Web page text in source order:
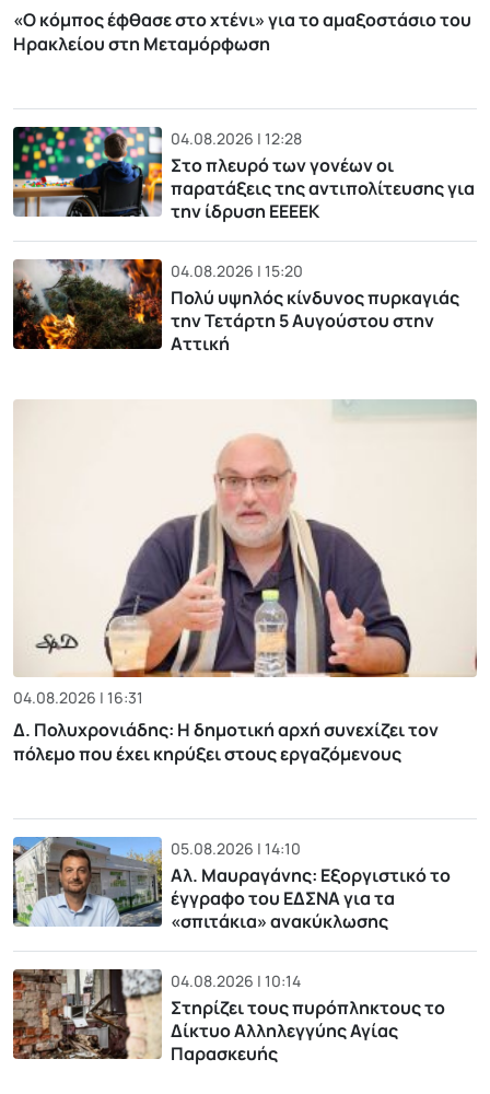
«Ο κόμπος έφθασε στο χτένι» για το αμαξοστάσιο του
Ηρακλείου στη Μεταμόρφωση
04.08.2026 | 12:28
Στο πλευρό των γονέων οι
παρατάξεις της αντιπολίτευσης για
την ίδρυση ΕΕΕΕΚ
04.08.2026 | 15:20
Πολύ υψηλός κίνδυνος πυρκαγιάς
την Τετάρτη 5 Αυγούστου στην
Αττική
04.08.2026 | 16:31
Δ. Πολυχρονιάδης: Η δημοτική αρχή συνεχίζει τον
πόλεμο που έχει κηρύξει στους εργαζόμενους
05.08.2026 | 14:10
Αλ. Μαυραγάνης: Εξοργιστικό το
έγγραφο του ΕΔΣΝΑ για τα
«σπιτάκια» ανακύκλωσης
04.08.2026 | 10:14
Στηρίζει τους πυρόπληκτους το
Δίκτυο Αλληλεγγύης Αγίας
Παρασκευής